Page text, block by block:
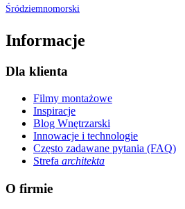
Śródziemnomorski
Informacje
Dla klienta
Filmy montażowe
Inspiracje
Blog Wnętrzarski
Innowacje i technologie
Często zadawane pytania (FAQ)
Strefa architekta
O firmie